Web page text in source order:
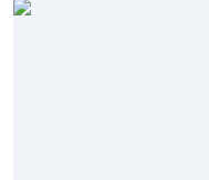
10 mai 2026